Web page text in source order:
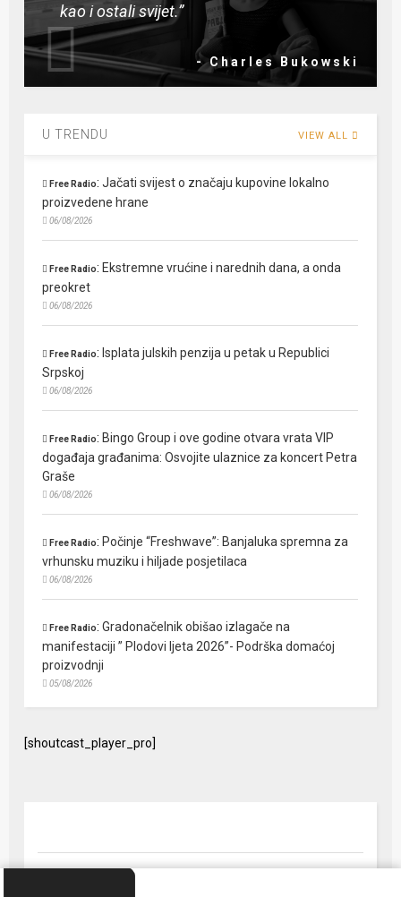
kao i ostali svijet.”
- Charles Bukowski
U TRENDU VIEW ALL
Free Radio:Jačati svijest o značaju kupovine lokalno
proizvedene hrane
06/08/2026
Free Radio: Ekstremne vrućine i narednih dana, a onda
preokret
06/08/2026
Free Radio: Isplata julskih penzija u petak u Republici
Srpskoj
06/08/2026
Free Radio: Bingo Group i ove godine otvara vrata VIP
događaja građanima: Osvojite ulaznice za koncert Petra
Graše
06/08/2026
Free Radio: Počinje “Freshwave”: Banjaluka spremna za
vrhunsku muziku i hiljade posjetilaca
06/08/2026
Free Radio:Gradonačelnik obišao izlagače na
manifestaciji ” Plodovi ljeta 2026”- Podrška domaćoj
proizvodnji
05/08/2026
[shoutcast_player_pro]